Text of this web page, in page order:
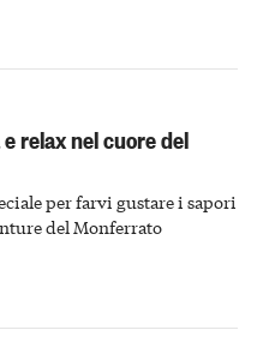
relax nel cuore del
per farvi gustare i sapori
del Monferrato